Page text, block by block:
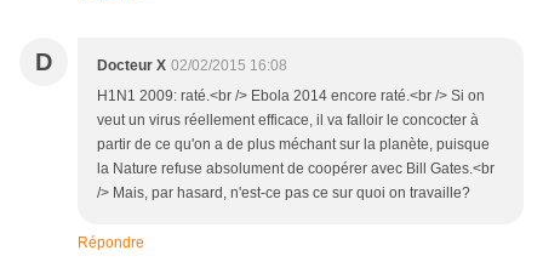
D Docteur X 02/02/2015 16:08
H1N1 2009: raté.<br /> Ebola 2014 encore raté.<br /> Si on
veut un virus réellement efficace, il va falloir le concocter à
partir de ce qu'on a de plus méchant sur la planète, puisque
la Nature refuse absolument de coopérer avec Bill Gates.<br
/> Mais, par hasard, n'est-ce pas ce sur quoi on travaille?
Répondre